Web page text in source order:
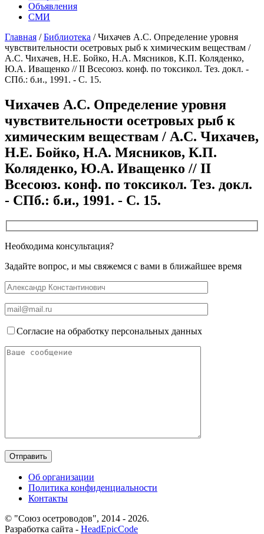
Объявления
СМИ
Главная /Библиотека /Чихачев A.C. Определение уровня
чувствительности осетровых рыб к химическим веществам /
A.C. Чихачев, Н.Е. Бойко, H.A. Мясников, К.П. Коляденко,
Ю.А. Иващенко // II Всесоюз. конф. по токсикол. Тез. докл. -
СПб.: б.и., 1991. - С. 15.
Чихачев A.C. Определение уровня
чувствительности осетровых рыб к
химическим веществам / A.C. Чихачев,
Н.Е. Бойко, H.A. Мясников, К.П.
Коляденко, Ю.А. Иващенко // II
Всесоюз. конф. по токсикол. Тез. докл.
- СПб.: б.и., 1991. - С. 15.
Необходима консультация?
Задайте вопрос, и мы свяжемся с вами в ближайшее время
Согласие на обработку персональных данных
Об организации
Политика конфиденциальности
Контакты
© "Союз осетроводов", 2014 - 2026.
Разработка сайта - HeadEpicCode